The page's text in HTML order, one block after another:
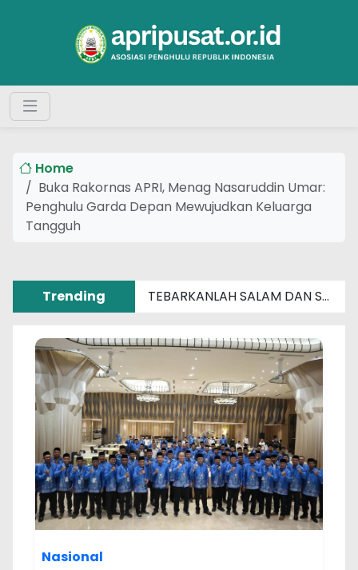
Home
Buka Rakornas APRI, Menag Nasaruddin Umar:
Penghulu Garda Depan Mewujudkan Keluarga
Tangguh
Trending TEBARKANLAH SALAM DAN SENYUM SEBERAT APAPUN MASALAHMU
Nasional